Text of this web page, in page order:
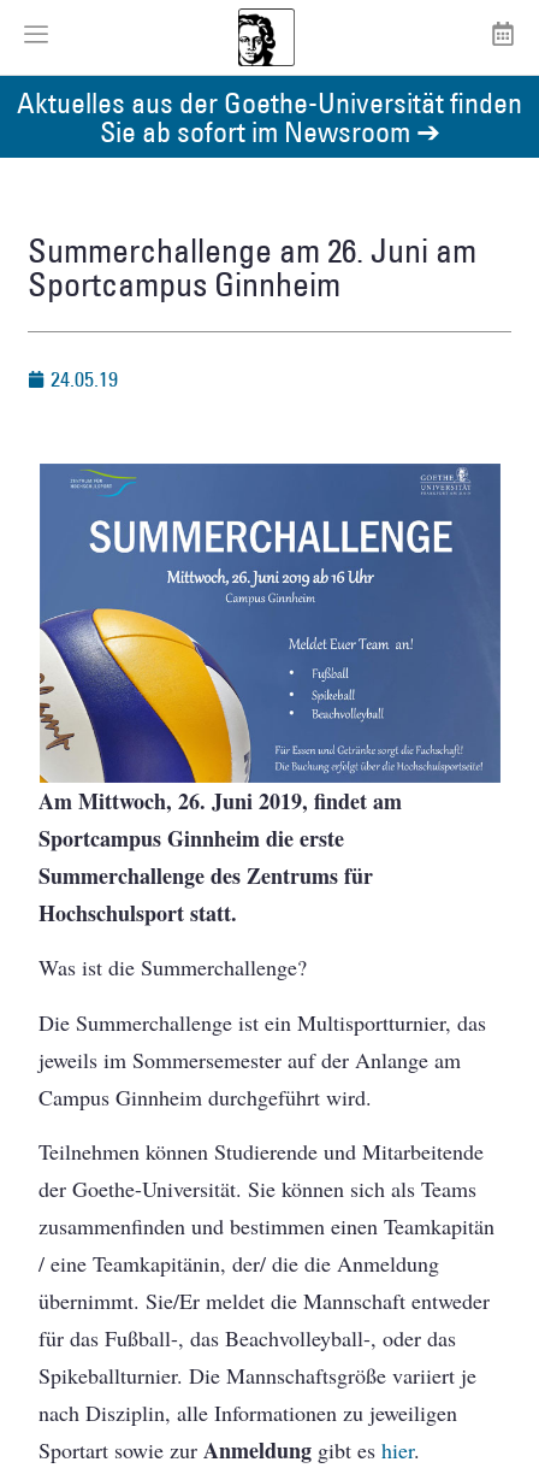
Aktuelles aus der Goethe-Universität finden
Sie ab sofort im Newsroom ➔
Summerchallenge am 26. Juni am
Sportcampus Ginnheim
24.05.19
Am Mittwoch, 26. Juni 2019, findet am
Sportcampus Ginnheim die erste
Summerchallenge des Zentrums für
Hochschulsport statt.
Was ist die Summerchallenge?
Die Summerchallenge ist ein Multisportturnier, das
jeweils im Sommersemester auf der Anlange am
Campus Ginnheim durchgeführt wird.
Teilnehmen können Studierende und Mitarbeitende
der Goethe-Universität. Sie können sich als Teams
zusammenfinden und bestimmen einen Teamkapitän
/ eine Teamkapitänin, der/ die die Anmeldung
übernimmt. Sie/Er meldet die Mannschaft entweder
für das Fußball-, das Beachvolleyball-, oder das
Spikeballturnier. Die Mannschaftsgröße variiert je
nach Disziplin, alle Informationen zu jeweiligen
Sportart sowie zurAnmeldung gibt eshier.